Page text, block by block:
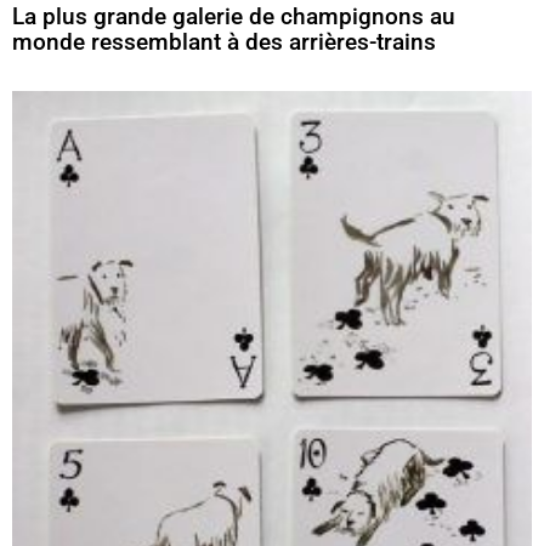
La plus grande galerie de champignons au
monde ressemblant à des arrières-trains